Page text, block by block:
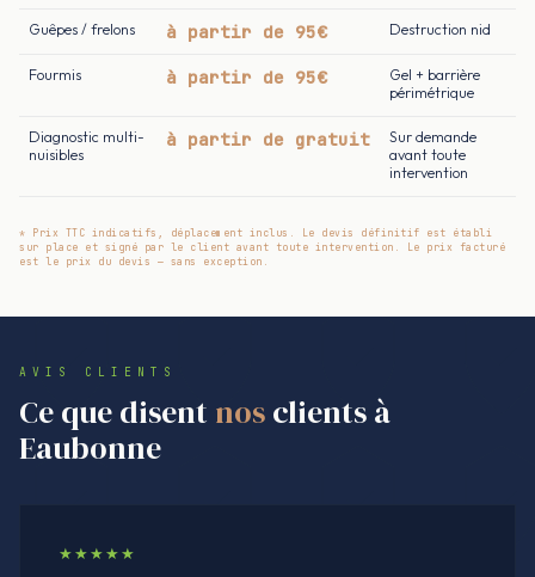
Guêpes / frelons à partir de 95€ Destruction nid
Fourmis à partir de 95€
Gel + barrière
périmétrique
Diagnostic multi-
nuisibles
à partir de gratuit
Sur demande
avant toute
intervention
* Prix TTC indicatifs, déplacement inclus. Le devis définitif est établi
sur place et signé par le client avant toute intervention. Le prix facturé
est le prix du devis — sans exception.
AVIS CLIENTS
Ce que disent nosclients à
Eaubonne
★★★★★